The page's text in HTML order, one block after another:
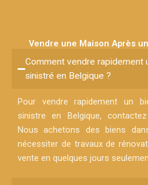
Vendre une Maison Après
Comment vendre rapidement
sinistré en Belgique ?
Pour vendre rapidement un
sinistre en Belgique,
Nous achetons des biens
nécessiter de travaux de
vente en quelques jours